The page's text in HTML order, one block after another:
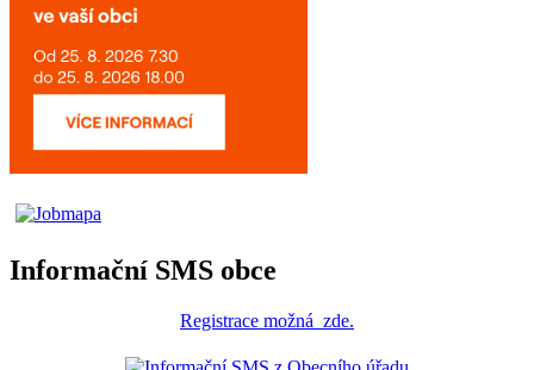
Informační SMS obce
Registrace možná zde.